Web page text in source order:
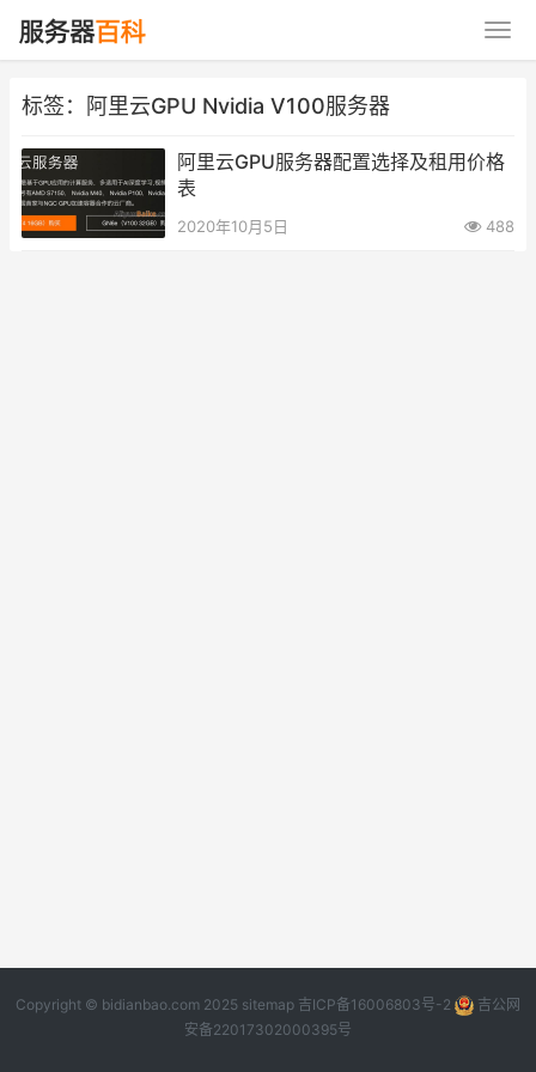
标签：阿里云GPU Nvidia V100服务器
阿里云GPU服务器配置选择及租用价格
表
2020年10月5日 488
Copyright © bidianbao.com 2025 sitemap 吉ICP备16006803号-2
吉公网
安备22017302000395号